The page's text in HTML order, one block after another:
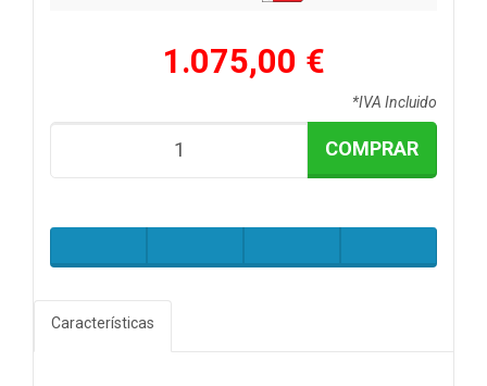
1.075,00 €
*IVA Incluido
COMPRAR
Características